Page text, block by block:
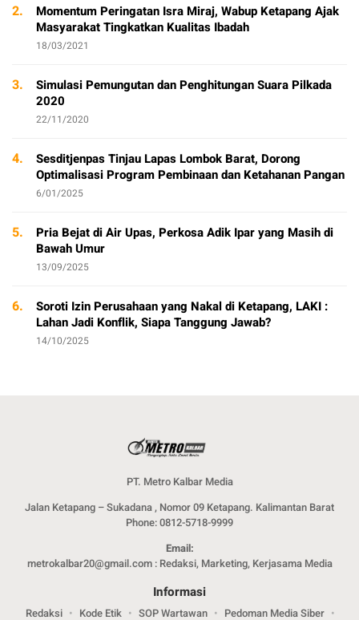
2.
Momentum Peringatan Isra Miraj, Wabup Ketapang Ajak
Masyarakat Tingkatkan Kualitas Ibadah
18/03/2021
3.
Simulasi Pemungutan dan Penghitungan Suara Pilkada
2020
22/11/2020
4.
Sesditjenpas Tinjau Lapas Lombok Barat, Dorong
Optimalisasi Program Pembinaan dan Ketahanan Pangan
6/01/2025
5.
Pria Bejat di Air Upas, Perkosa Adik Ipar yang Masih di
Bawah Umur
13/09/2025
6.
Soroti Izin Perusahaan yang Nakal di Ketapang, LAKI :
Lahan Jadi Konflik, Siapa Tanggung Jawab?
14/10/2025
PT. Metro Kalbar Media
Jalan Ketapang – Sukadana , Nomor 09 Ketapang. Kalimantan Barat
Phone: 0812-5718-9999
Email:
metrokalbar20@gmail.com : Redaksi, Marketing, Kerjasama Media
Informasi
Redaksi Kode Etik SOP Wartawan Pedoman Media Siber